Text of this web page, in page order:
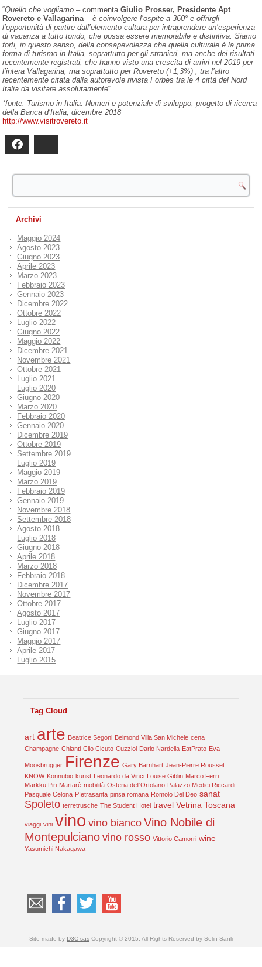
“Quello che vogliamo – commentaGiulio Prosser, Presidente Apt
Rovereto e Vallagarina –è coinvolgere l’ospite a 360° e offrirgli
l’opportunità di partire dall’elemento cultura per intraprendere un’esperienza
di vacanza a tutto tondo, che possa essere memorabile e distintiva. Siamo
forti, in questo senso, della consapevolezza che quella culturale è la prima
forma di turismo in Italia, soprattutto per gli stranieri, ma anche dei risultati
recentemente registrati, che hanno visto una crescita di arrivi nel 2019 per
l’intera Vallagarina, ma soprattutto per Rovereto (+1,3%) , tra l’altro
recentemente citata dalla autorevole rivista Forbes tra le 4 città del Nord
Italia da visitare assolutamente“.
*fonte: Turismo in Italia. Numeri e potenziale di sviluppo, progetto di ricerca
della Banca d’Italia, dicembre 2018
http://www.visitrovereto.it
Archivi
Maggio 2024
Agosto 2023
Giugno 2023
Aprile 2023
Marzo 2023
Febbraio 2023
Gennaio 2023
Dicembre 2022
Ottobre 2022
Luglio 2022
Giugno 2022
Maggio 2022
Dicembre 2021
Novembre 2021
Ottobre 2021
Luglio 2021
Luglio 2020
Giugno 2020
Marzo 2020
Febbraio 2020
Gennaio 2020
Dicembre 2019
Ottobre 2019
Settembre 2019
Luglio 2019
Maggio 2019
Marzo 2019
Febbraio 2019
Gennaio 2019
Novembre 2018
Settembre 2018
Agosto 2018
Luglio 2018
Giugno 2018
Aprile 2018
Marzo 2018
Febbraio 2018
Dicembre 2017
Novembre 2017
Ottobre 2017
Agosto 2017
Luglio 2017
Giugno 2017
Maggio 2017
Aprile 2017
Luglio 2015
Tag Cloud
art arte Beatrice Segoni Belmond Villa San Michele cena
Champagne Chianti Clio Cicuto Cuzziol Dario Nardella EatPrato Eva
Moosbrugger Firenze Gary Barnhart Jean-Pierre Rousset
KNOW Konnubio kunst Leonardo da Vinci Louise Giblin Marco Ferri
Markku Piri Martarè mobilità Osteria dell'Ortolano Palazzo Medici Riccardi
Pasquale Celona PIetrasanta pinsa romana Romolo Del Deo sanat
Spoleto terretrusche The Student Hotel travel Vetrina Toscana
viaggi vini vino vino bianco Vino Nobile di
Montepulciano vino rosso Vittorio Camorri wine
Yasumichi Nakagawa
Site made by D3C sas Copyright © 2015. All Rights Reserved by Selin Sanli